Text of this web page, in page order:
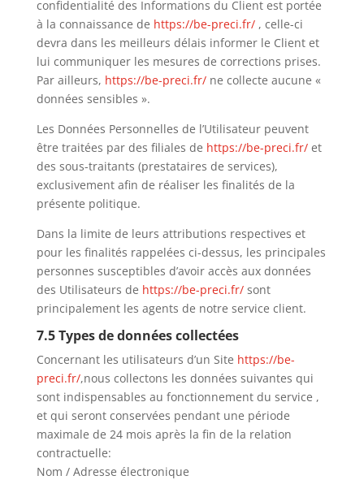
confidentialité des Informations du Client est portée
à la connaissance de https://be-preci.fr/ , celle-ci
devra dans les meilleurs délais informer le Client et
lui communiquer les mesures de corrections prises.
Par ailleurs, https://be-preci.fr/ne collecte aucune «
données sensibles ».
Les Données Personnelles de l’Utilisateur peuvent
être traitées par des filiales de https://be-preci.fr/et
des sous-traitants (prestataires de services),
exclusivement afin de réaliser les finalités de la
présente politique.
Dans la limite de leurs attributions respectives et
pour les finalités rappelées ci-dessus, les principales
personnes susceptibles d’avoir accès aux données
des Utilisateurs de https://be-preci.fr/sont
principalement les agents de notre service client.
7.5 Types de données collectées
Concernant les utilisateurs d’un Site https://be-
preci.fr/,nous collectons les données suivantes qui
sont indispensables au fonctionnement du service ,
et qui seront conservées pendant une période
maximale de 24mois après la fin de la relation
contractuelle:
Nom / Adresse électronique